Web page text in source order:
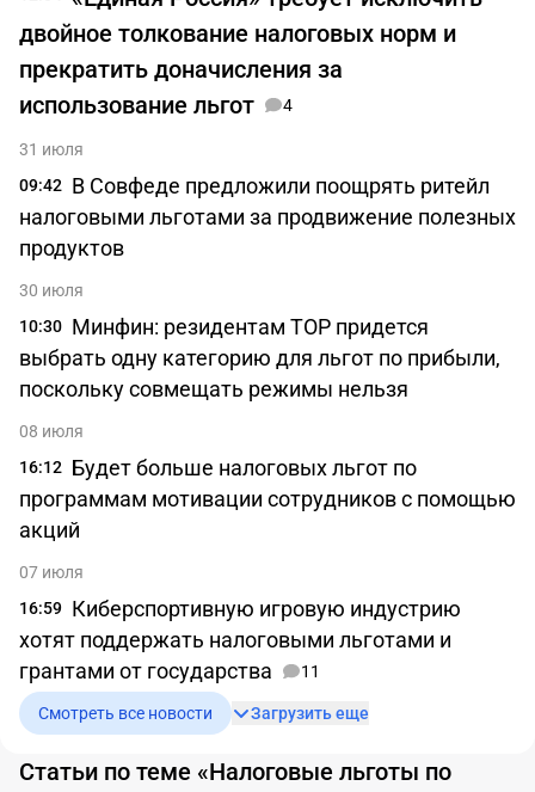
двойное толкование налоговых норм и
прекратить доначисления за
использование льгот
4
31 июля
09:42 В Совфеде предложили поощрять ритейл
налоговыми льготами за продвижение полезных
продуктов
30 июля
10:30 Минфин: резидентам ТОР придется
выбрать одну категорию для льгот по прибыли,
поскольку совмещать режимы нельзя
08 июля
16:12 Будет больше налоговых льгот по
программам мотивации сотрудников с помощью
акций
07 июля
16:59 Киберспортивную игровую индустрию
хотят поддержать налоговыми льготами и
грантами от государства
11
Смотреть все новости Загрузить еще
Статьи по теме «Налоговые льготы по